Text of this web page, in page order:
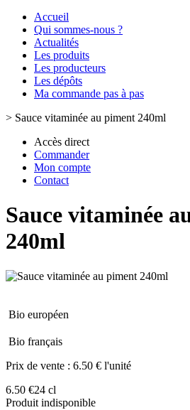
Accueil
Qui sommes-nous ?
Actualités
Les produits
Les producteurs
Les dépôts
Ma commande pas à pas
> Sauce vitaminée au piment 240ml
Accès direct
Commander
Mon compte
Contact
Sauce vitaminée
240ml
Bio européen
Bio français
Prix de vente : 6.50 € l'unité
6.50 €24 cl
Produit indisponible